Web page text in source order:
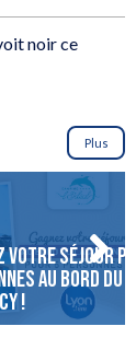
noir ce
Plus
votre séjour
au bord du
!